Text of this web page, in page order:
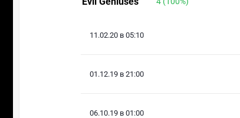
11.02.20 в 05:10
01.12.19 в 21:00
06.10.19 в 01:00